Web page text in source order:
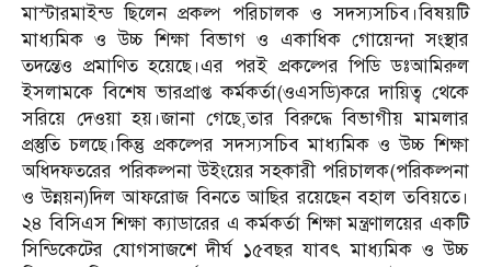
মাস্টারমাইন্ড ছিলেন প্রকল্প পরিচালক ও সদস্যসচিব।বিষয়টি
মাধ্যমিক ও উচ্চ শিক্ষা বিভাগ ও একাধিক গোয়েন্দা সংস্থার
তদন্তেও প্রমাণিত হয়েছে।এর পরই প্রকল্পের পিডি ডঃআমিরুল
ইসলামকে বিশেষ ভারপ্রাপ্ত কর্মকর্তা(ওএসডি)করে দায়িত্ব থেকে
সরিয়ে দেওয়া হয়।জানা গেছে,তার বিরুদ্ধে বিভাগীয় মামলার
প্রস্তুতি চলছে।কিন্তু প্রকল্পের সদস্যসচিব মাধ্যমিক ও উচ্চ শিক্ষা
অধিদফতরের পরিকল্পনা উইংয়ের সহকারী পরিচালক(পরিকল্পনা
ও উন্নয়ন)দিল আফরোজ বিনতে আছির রয়েছেন বহাল তবিয়তে।
২৪ বিসিএস শিক্ষা ক্যাডারের এ কর্মকর্তা শিক্ষা মন্ত্রণালয়ের একটি
সিন্ডিকেটের যোগসাজশে দীর্ঘ ১৫বছর যাবৎ মাধ্যমিক ও উচ্চ